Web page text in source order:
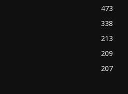
473
338
213
209
207